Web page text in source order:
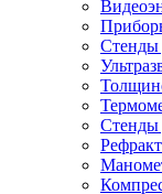
Стенды